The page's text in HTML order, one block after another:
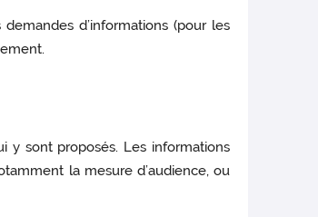
d’informations (pour les
y sont proposés. Les informations
la mesure d’audience, ou